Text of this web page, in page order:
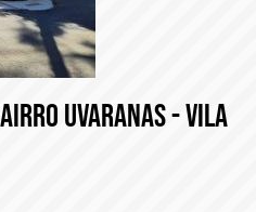
UVARANAS - VILA